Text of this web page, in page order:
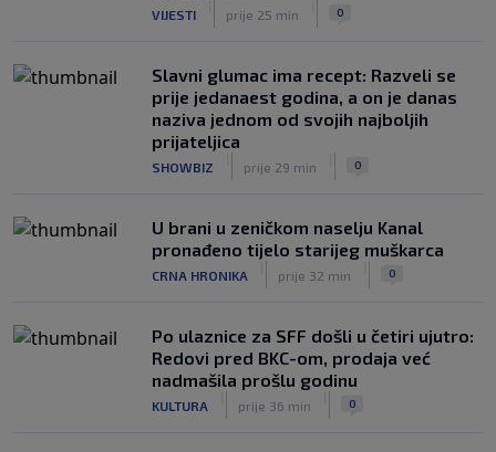
VIJESTI prije 25 min 0
Slavni glumac ima recept: Razveli se
prije jedanaest godina, a on je danas
naziva jednom od svojih najboljih
prijateljica
SHOWBIZ prije 29 min 0
U brani u zeničkom naselju Kanal
pronađeno tijelo starijeg muškarca
CRNA HRONIKA prije 32 min 0
Po ulaznice za SFF došli u četiri ujutro:
Redovi pred BKC-om, prodaja već
nadmašila prošlu godinu
KULTURA prije 36 min 0